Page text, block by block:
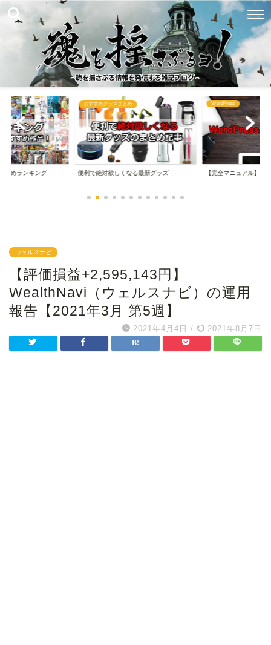
る最新グッズ
WordPress
【完全マニュアル】WordPressの始め方
ブログ関連まとめ
【完全マニュアル】は
ウェルスナビ
【評価損益+2,595,143円】
WealthNavi（ウェルスナビ）の運用
報告【2021年3月 第5週】
2021年4月4日 / 2021年8月7日